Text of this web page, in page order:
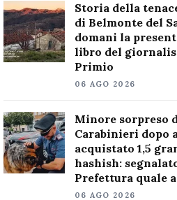
Storia della
di Belmonte del
domani la
libro del
Primio
06 AGO 2026
Minore sorpreso
Carabinieri dopo
acquistato 1,5
hashish:
Prefettura quale
06 AGO 2026